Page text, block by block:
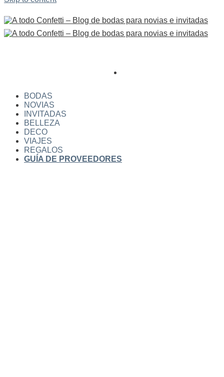
BODAS
NOVIAS
INVITADAS
BELLEZA
DECO
VIAJES
REGALOS
GUÍA DE PROVEEDORES